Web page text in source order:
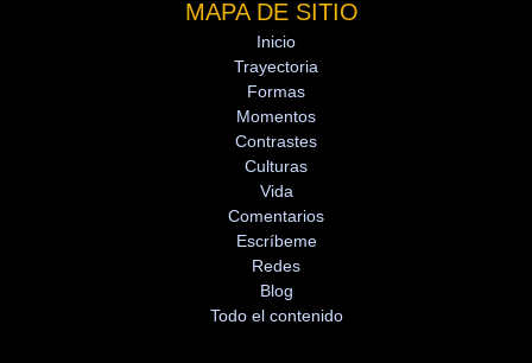
MAPA DE SITIO
Inicio
Trayectoria
Formas
Momentos
Contrastes
Culturas
Vida
Comentarios
Escríbeme
Redes
Blog
Todo el contenido